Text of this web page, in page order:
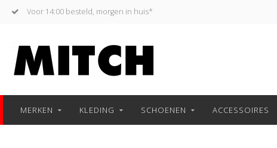
Voor 14:00 besteld, morgen in huis*
MERKEN KLEDING SCHOENEN ACCESSOIRES